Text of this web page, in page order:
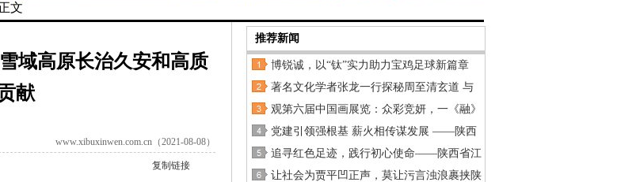
文
域高原长治久安和高质
献
www.xibuxinwen.com.cn（2021-08-08）
复制链接
推荐新闻
博锐诚，以“钛”实力助力宝鸡足球新篇章
著名文化学者张龙一行探秘周至清玄道 与
观第六届中国画展览：众彩竞妍，一《融》
党建引领强根基 薪火相传谋发展 ——陕西
追寻红色足迹，践行初心使命——陕西省江
让社会为贾平凹正声，莫让污言浊浪裹挟陕